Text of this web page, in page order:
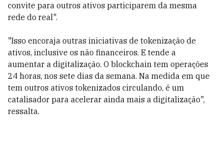
convite para outros ativos participarem da mesma
rede do real".
"Isso encoraja outras iniciativas de tokenização de
ativos, inclusive os não financeiros. E tende a
aumentar a digitalização. O blockchain tem operações
24 horas, nos sete dias da semana. Na medida em que
tem outros ativos tokenizados circulando, é um
catalisador para acelerar ainda mais a digitalização",
ressalta.